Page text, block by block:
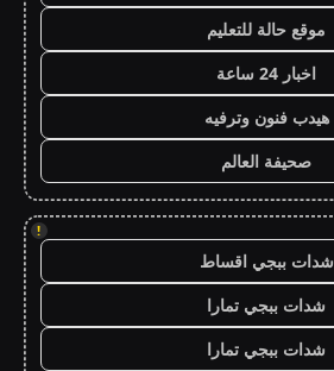
موقع حالة للتعليم
اخبار 24 ساعة
هيدب فنون وترفيه
صحيفة العالم
!
شدات ببجي اقساط
شدات ببجي تمارا
شدات ببجي تمارا